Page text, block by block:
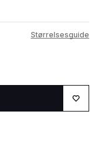
Størrelsesguide